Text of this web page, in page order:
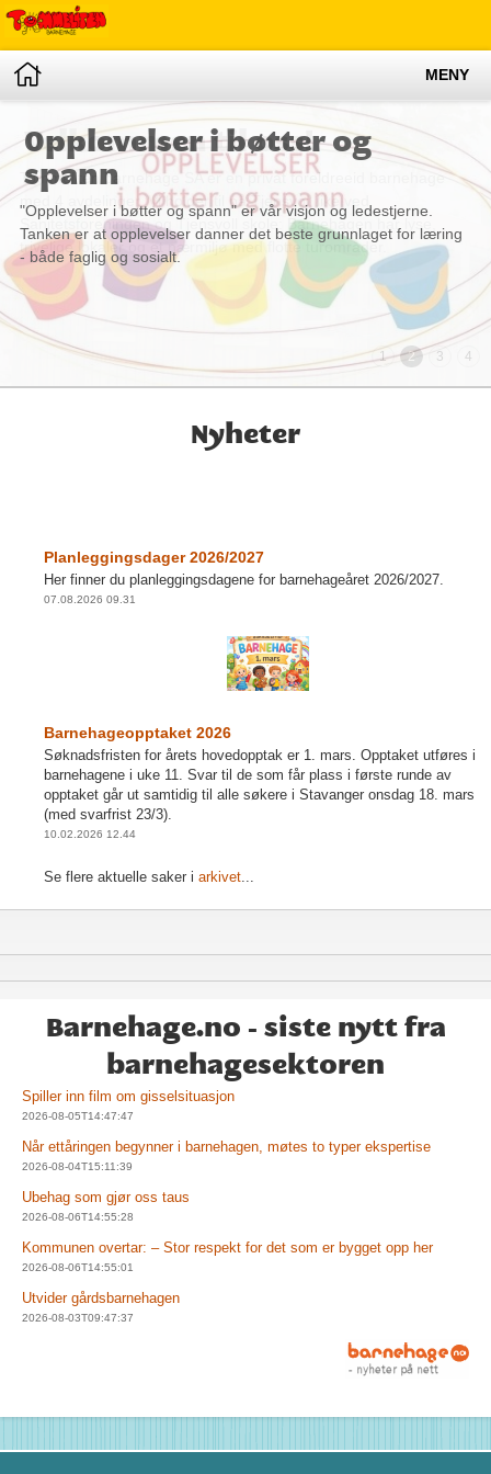
MENY
1 2 3 4
Velkommen til oss!
Tommeliten barnehage SA er en privat foreldreeid barnehage
med 4 avdelinger. Vi holder til på Tjensvoll like ved
Sanitetsforeningen og Tjensvoll skole: Barnehagen har lyse,
trivelige lokaler og et nærmiljø med flotte turområder.
Opplevelser i bøtter og
spann
"Opplevelser i bøtter og spann" er vår visjon og ledestjerne.
Tanken er at opplevelser danner det beste grunnlaget for læring
- både faglig og sosialt.
Nyheter
Planleggingsdager 2026/2027
Her finner du planleggingsdagene for barnehageåret 2026/2027.
07.08.2026 09.31
Barnehageopptaket 2026
Søknadsfristen for årets hovedopptak er 1. mars. Opptaket utføres i
barnehagene i uke 11. Svar til de som får plass i første runde av
opptaket går ut samtidig til alle søkere i Stavanger onsdag 18. mars
(med svarfrist 23/3).
10.02.2026 12.44
Se flere aktuelle saker iarkivet
Barnehage.no - siste nytt fra
barnehagesektoren
Spiller inn film om gisselsituasjon
2026-08-05T14:47:47
Når ettåringen begynner i barnehagen, møtes to typer ekspertise
2026-08-04T15:11:39
Ubehag som gjør oss taus
2026-08-06T14:55:28
Kommunen overtar: – Stor respekt for det som er bygget opp her
2026-08-06T14:55:01
Utvider gårdsbarnehagen
2026-08-03T09:47:37